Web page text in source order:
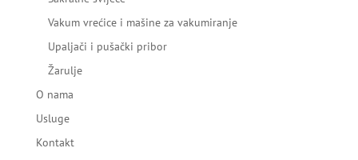
Vakum vrećice i mašine za vakumiranje
Upaljači i pušački pribor
Žarulje
O nama
Usluge
Kontakt